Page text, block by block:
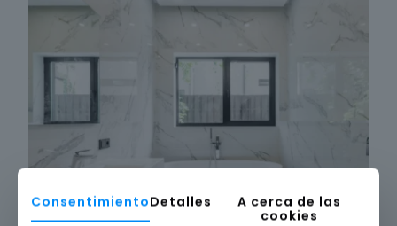
ConsentimientoDetalles
A cerca de las
cookies